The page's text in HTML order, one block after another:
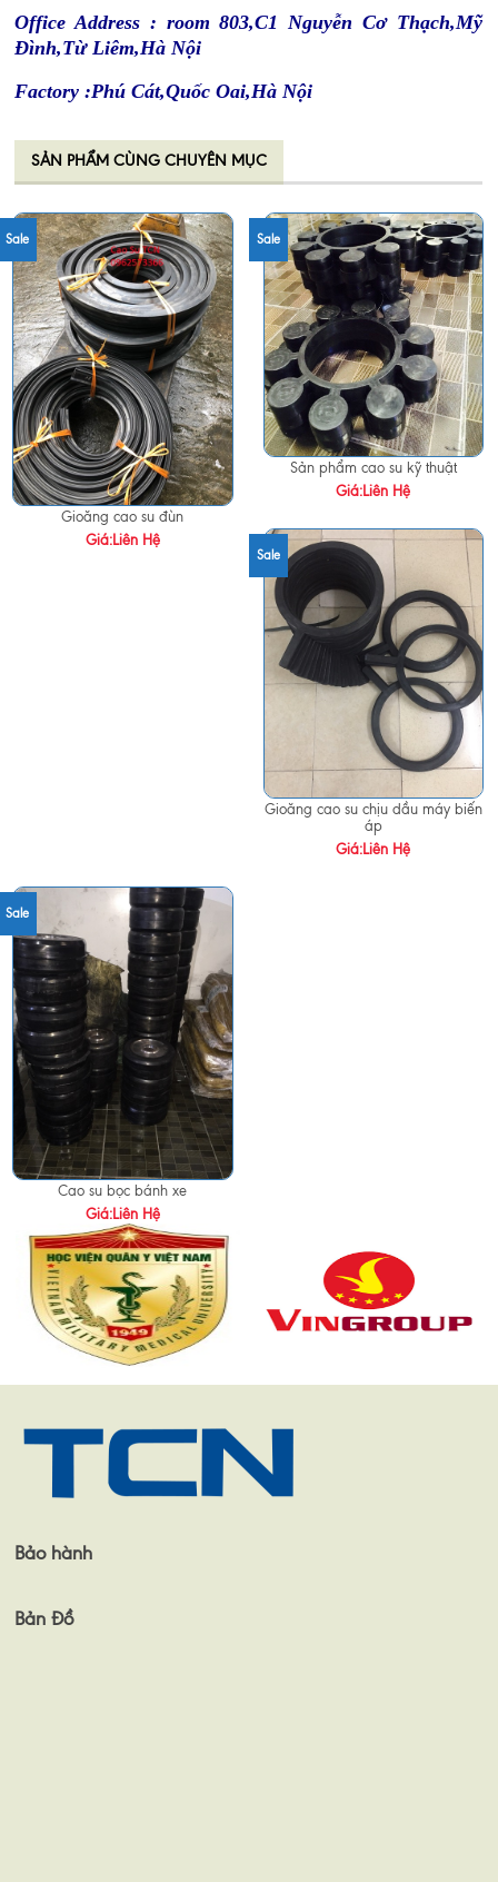
Office Address : room 803,C1 Nguyễn Cơ Thạch,Mỹ
Đình,Từ Liêm,Hà Nội
Factory :Phú Cát,Quốc Oai,Hà Nội
SẢN PHẨM CÙNG CHUYÊN MỤC
Sale
Gioăng cao su đùn
Giá:Liên Hệ
Sale
Sản phẩm cao su kỹ thuật
Giá:Liên Hệ
Sale
Gioăng cao su chịu dầu máy biến
áp
Giá:Liên Hệ
Sale
Cao su bọc bánh xe
Giá:Liên Hệ
Bảo hành
Bản Đồ